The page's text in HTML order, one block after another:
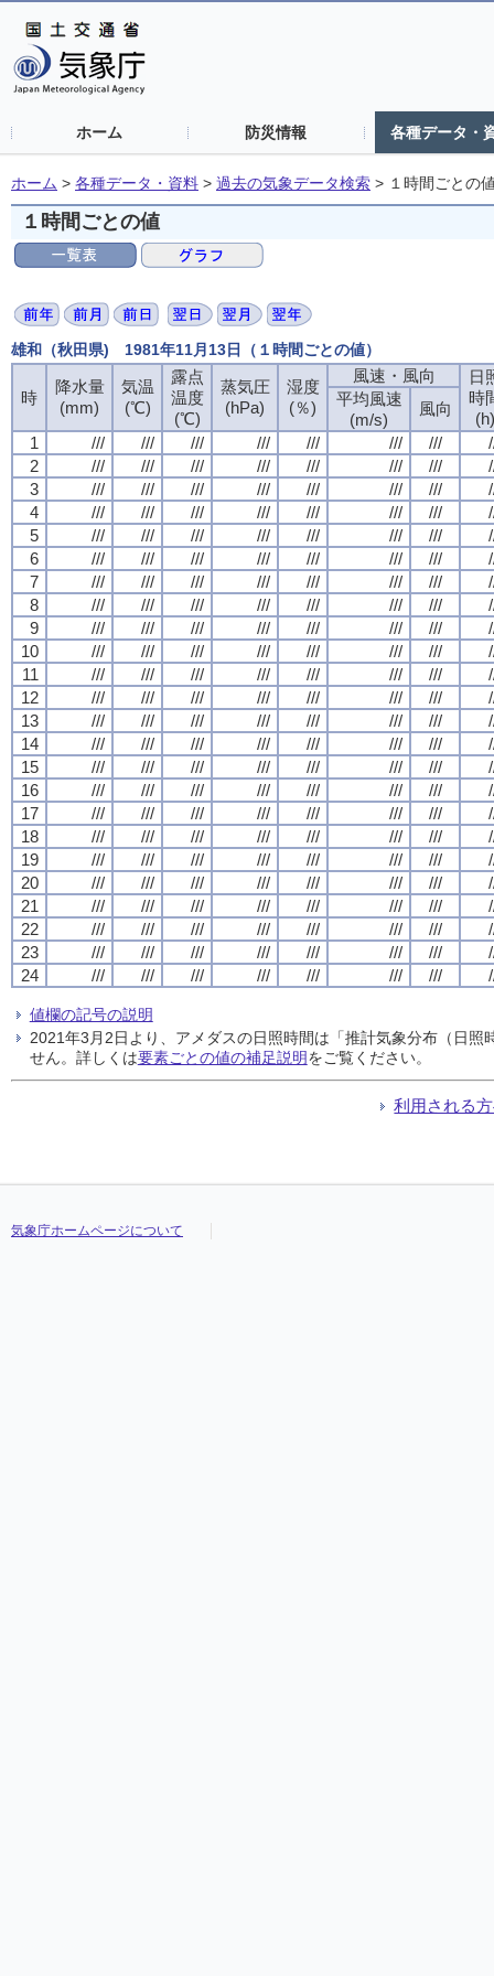
ホーム 防災情報 各種データ・
ホーム > 各種データ・資料 > 過去の気象データ検索 > １時間ごとの
１時間ごとの値
雄和（秋田県) 1981年11月13日（１時間ごとの値）
時
降水量
(mm)
気温
(℃)
露点
温度
(℃)
蒸気圧
(hPa)
湿度
(％)
風速・風向
日
時
(h)
平均風速
(m/s)
風向
1
/// /// /// /// /// /// ///
2
/// /// /// /// /// /// ///
3
/// /// /// /// /// /// ///
4
/// /// /// /// /// /// ///
5
/// /// /// /// /// /// ///
6
/// /// /// /// /// /// ///
7
/// /// /// /// /// /// ///
8
/// /// /// /// /// /// ///
9
/// /// /// /// /// /// ///
10
/// /// /// /// /// /// ///
11
/// /// /// /// /// /// ///
12
/// /// /// /// /// /// ///
13
/// /// /// /// /// /// ///
14
/// /// /// /// /// /// ///
15
/// /// /// /// /// /// ///
16
/// /// /// /// /// /// ///
17
/// /// /// /// /// /// ///
18
/// /// /// /// /// /// ///
19
/// /// /// /// /// /// ///
20
/// /// /// /// /// /// ///
21
/// /// /// /// /// /// ///
22
/// /// /// /// /// /// ///
23
/// /// /// /// /// /// ///
24
/// /// /// /// /// /// ///
値欄の記号の説明
2021年3月2日より、アメダスの日照時間は「推計気象分布（日
せん。詳しくは要素ごとの値の補足説明をご覧ください。
利用される
気象庁ホームページについて